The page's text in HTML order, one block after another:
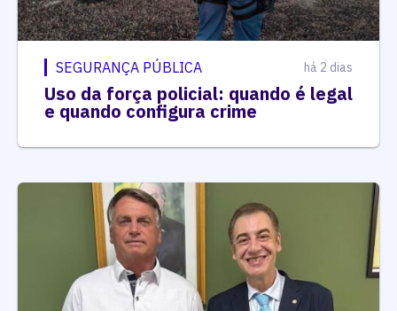
SEGURANÇA PÚBLICA há 2 dias
Uso da força policial: quando é legal
e quando configura crime